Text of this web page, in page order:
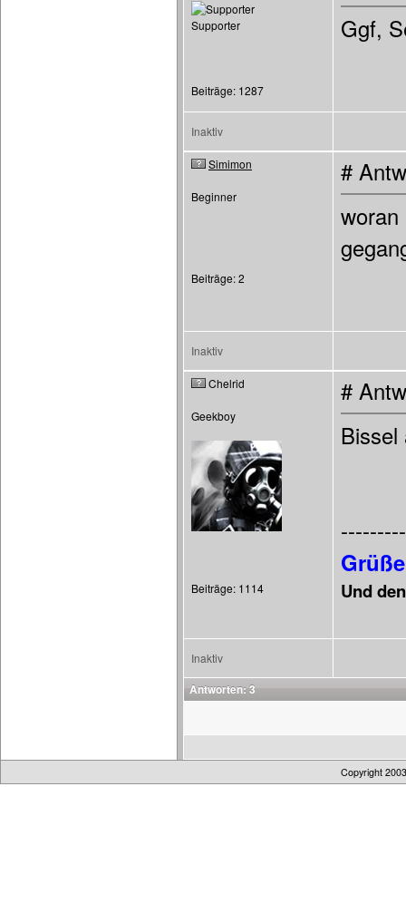
Supporter
Beiträge: 1287
Ggf,
Inaktiv
Simimon
Beginner
Beiträge: 2
#
Inaktiv
Chelrid
Geekboy
Beiträge: 1114
#
Bissel
Grüße
Und
Inaktiv
Antworten: 3
Copyright